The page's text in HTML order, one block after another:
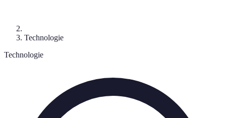
Technologie
Technologie